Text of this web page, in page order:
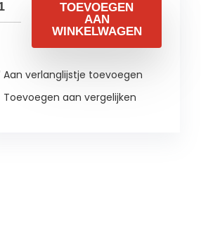
TOEVOEGEN
AAN
WINKELWAGEN
Aan verlanglijstje toevoegen
Toevoegen aan vergelijken